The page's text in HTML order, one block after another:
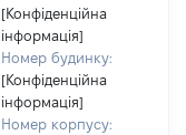
[Конфіденційна
інформація]
Номер будинку:
[Конфіденційна
інформація]
Номер корпусу: